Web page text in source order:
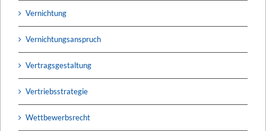
Vernichtung
Vernichtungsanspruch
Vertragsgestaltung
Vertriebsstrategie
Wettbewerbsrecht